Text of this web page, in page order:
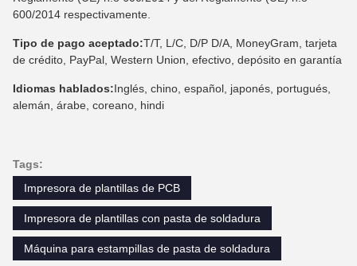
600/2014 respectivamente.
Tipo de pago aceptado:T/T, L/C, D/P D/A, MoneyGram, tarjeta
de crédito, PayPal, Western Union, efectivo, depósito en garantía
Idiomas hablados:Inglés, chino, español, japonés, portugués,
alemán, árabe, coreano, hindi
Tags:
Impresora de plantillas de PCB
Impresora de plantillas con pasta de soldadura
Máquina para estampillas de pasta de soldadura